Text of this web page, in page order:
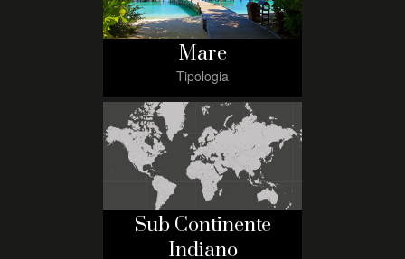
Mare
Tipologia
Sub Continente
Indiano